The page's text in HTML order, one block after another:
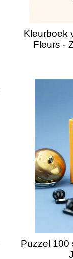
Kleurboek
Fleurs -
Puzzel 100